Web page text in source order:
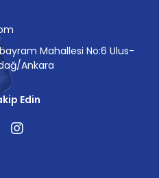
Mahallesi No:6 Ulus-
Ankara
Edin